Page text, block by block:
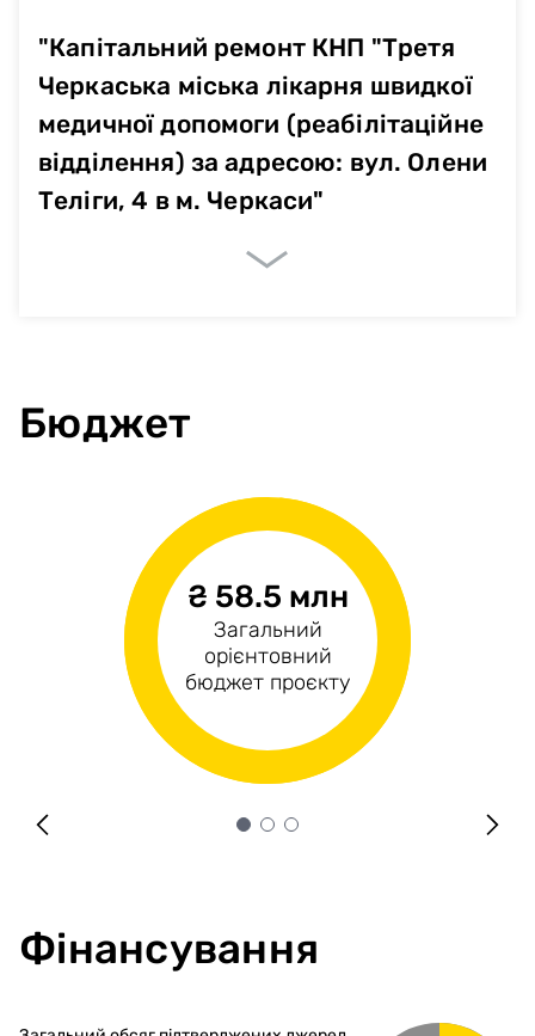
"Капітальний ремонт КНП "Третя
Черкаська міська лікарня швидкої
медичної допомоги (реабілітаційне
відділення) за адресою: вул. Олени
Теліги, 4 в м. Черкаси"
Бюджет
₴ 58.5 млн
Загальний
орієнтовний
бюджет проєкту
₴44.1 млн
Капітальні витрати
₴14.4 млн
Операційні
витрати
Фінансування